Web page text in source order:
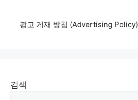
광고 게재 방침 (Advertising Policy)
검색